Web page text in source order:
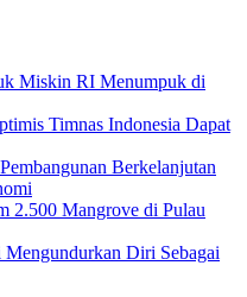
Miskin RI Menumpuk di
Timnas Indonesia Dapat
Berkelanjutan
2.500 Mangrove di Pulau
Diri Sebagai